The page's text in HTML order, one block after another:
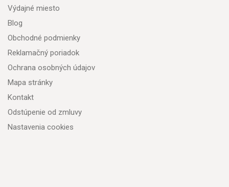
Výdajné miesto
Blog
Obchodné podmienky
Reklamačný poriadok
Ochrana osobných údajov
Mapa stránky
Kontakt
Odstúpenie od zmluvy
Nastavenia cookies